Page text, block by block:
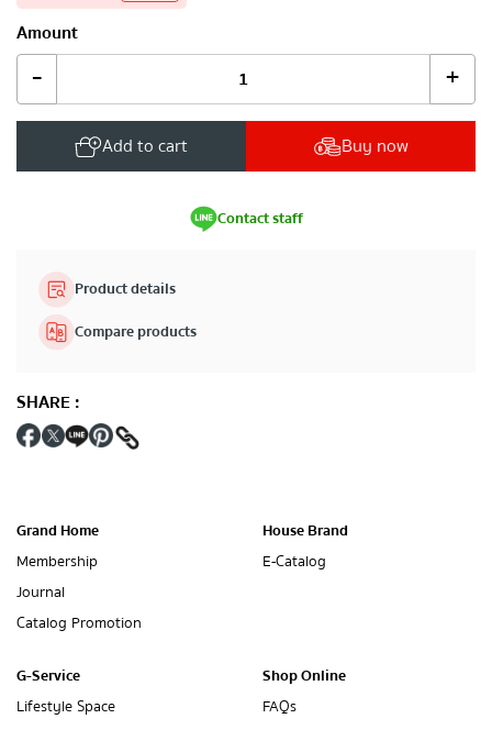
Amount
- +
Add to cart Buy now
Contact staff
Product details
Compare products
SHARE:
Grand Home
Membership
Journal
Catalog Promotion
House Brand
E-Catalog
G-Service
Lifestyle Space
Shop Online
FAQs